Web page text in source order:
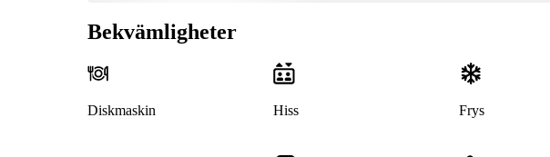
Bekvämligheter
Diskmaskin Hiss Frys